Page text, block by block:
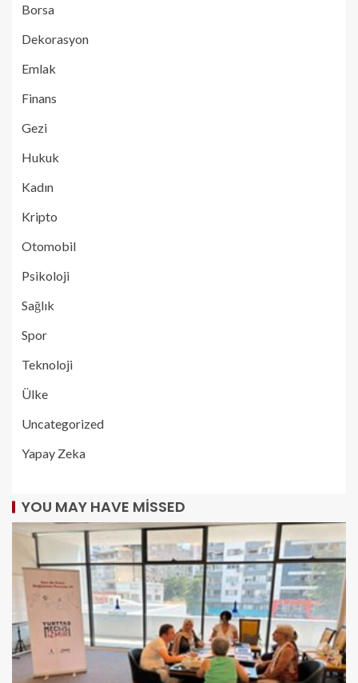
Borsa
Dekorasyon
Emlak
Finans
Gezi
Hukuk
Kadın
Kripto
Otomobil
Psikoloji
Sağlık
Spor
Teknoloji
Ülke
Uncategorized
Yapay Zeka
YOU MAY HAVE MISSED